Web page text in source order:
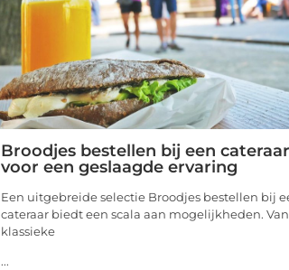
Broodjes bestellen bij een
voor een geslaagde ervaring
Een uitgebreide selectie Broodjes bestellen bij
cateraar biedt een scala aan mogelijkheden. Van
klassieke
...